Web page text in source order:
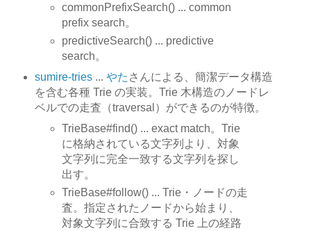
commonPrefixSearch() ... common
prefix search。
predictiveSearch() ... predictive
search。
sumire-tries... やた さんによる、簡潔データ構造
を含む各種 Trie の実装。Trie 木構造のノードレ
ベルでの走査（traversal）ができるのが特徴。
TrieBase#find() ... exact match。Trie
に格納されている文字列より、対象
文字列に完全一致する文字列を探し
出す。
TrieBase#follow() ... Trie・ノードの走
査。指定されたノードから始まり、
対象文字列に合致する Trie 上の経路